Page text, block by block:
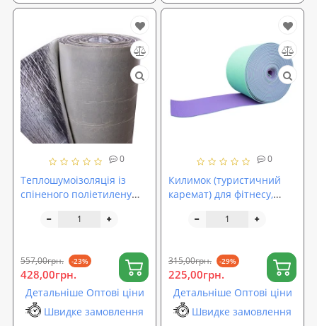
0
Теплошумоізоляція із
спіненого поліетилену
шаром +фольга
557,00грн. -23%
428,00грн.
Детальніше Оптові ціни
Швидке замовлення
0
Килимок (туристичний
каремат) для фітнесу,
відріз двошаровий
315,00грн. -29%
225,00грн.
Детальніше Оптові ціни
Швидке замовлення